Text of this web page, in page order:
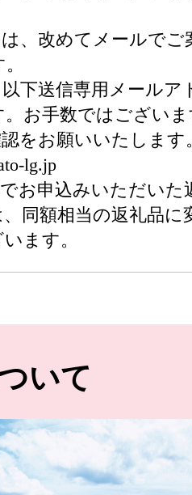
、改めてメールでご
下送信専用メールア
お手数ではございま
をお願いいたします
lg.jp
お申込みいただいた
同額相当の返礼品に
ます。
いて